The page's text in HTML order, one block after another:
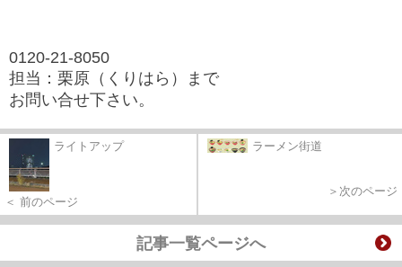
0120-21-8050
担当：栗原（くりはら ）まで
お問い合せ下さい。
ライトアップ
＜ 前のページ
ラーメン街道
＞次のページ
記事一覧ページへ